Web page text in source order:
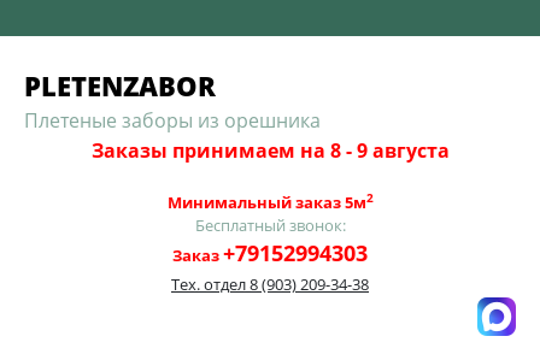
content
PLETENZABOR
Плетеные заборы из орешника
Заказы принимаем на 8 - 9 августа
Минимальный заказ 5м2
Бесплатный звонок:
Заказ+79152994303
Тех. отдел8 (903) 209-34-38